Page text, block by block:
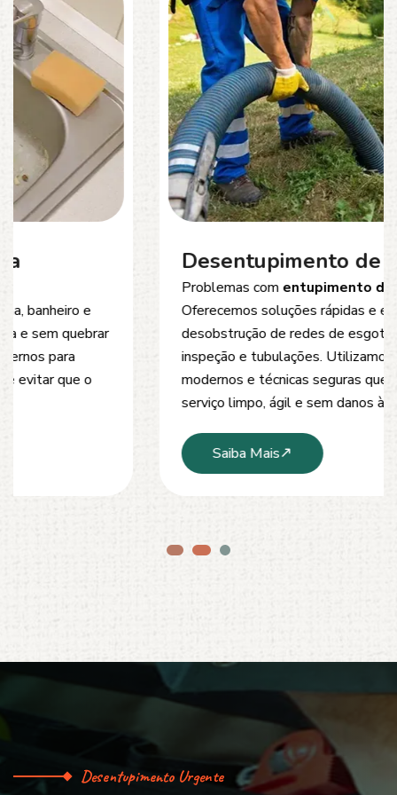
Desentupimento de Esgoto
entupimento de esgoto?
Oferecemos soluções rápidas e eficientes para
desobstrução de redes de esgoto, caixas de
inspeção e tubulações. Utilizamos equipamentos
modernos e técnicas seguras que garantem um
serviço limpo, ágil e sem danos à estrutura.
Desentupimento Urgente